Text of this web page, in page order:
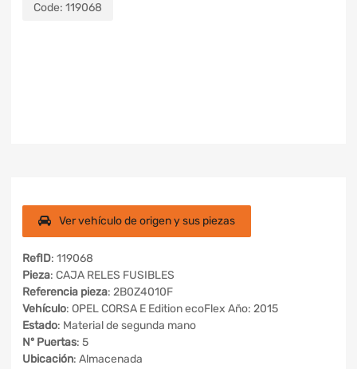
Code: 119068
Ver vehículo de origen y sus piezas
RefID: 119068
Pieza: CAJA RELES FUSIBLES
Referencia pieza: 2B0Z4010F
Vehículo: OPEL CORSA E Edition ecoFlex Año: 2015
Estado: Material de segunda mano
Nº Puertas: 5
Ubicación: Almacenada